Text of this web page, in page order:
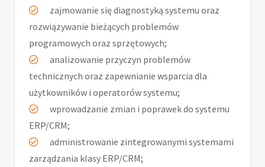
zajmowanie się diagnostyką systemu oraz
rozwiązywanie bieżących problemów
programowych oraz sprzętowych;
analizowanie przyczyn problemów
technicznych oraz zapewnianie wsparcia dla
użytkowników i operatorów systemu;
wprowadzanie zmian i poprawek do systemu
ERP/CRM;
administrowanie zintegrowanymi systemami
zarządzania klasy ERP/CRM;